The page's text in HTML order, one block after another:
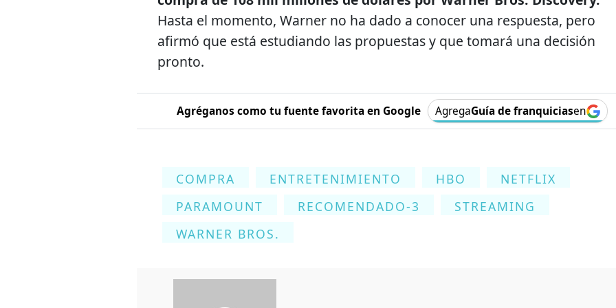
Hasta el momento, Warner no ha dado a conocer una respuesta, pero
afirmó que está estudiando las propuestas y que tomará una decisión
pronto.
Agréganos como tu fuente favorita en Google AgregaGuía de franquiciasen
COMPRA ENTRETENIMIENTO HBO
NETFLIX
PARAMOUNT
RECOMENDADO-3
STREAMING
WARNER BROS.